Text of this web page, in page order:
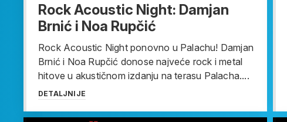
Rock Acoustic Night: Damjan
Brnić i Noa Rupčić
Rock Acoustic Night ponovno u Palachu! Damjan
Brnić i Noa Rupčić donose najveće rock i metal
hitove u akustičnom izdanju na terasu Palacha....
DETALJNIJE